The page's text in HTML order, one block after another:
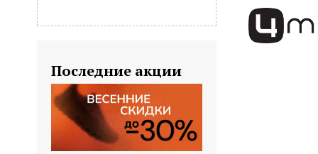
Kavat
Последние акции